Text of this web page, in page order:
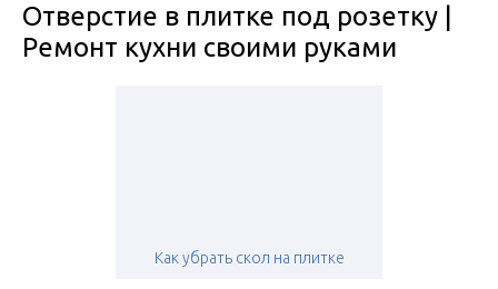
Отверстие в плитке под розетку |
Ремонт кухни своими руками
Как убрать скол на плитке